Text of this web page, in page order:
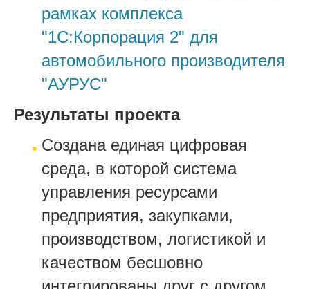
рамках комплекса
"1С:Корпорация 2" для
автомобильного производителя
"АУРУС"
Результаты проекта
Создана единая цифровая
среда, в которой система
управления ресурсами
предприятия, закупками,
производством, логистикой и
качеством бесшовно